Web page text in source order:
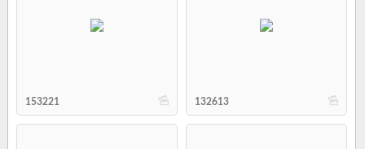
b
153221 b
132613